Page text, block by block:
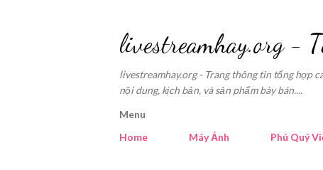
livestreamhay.org -
livestreamhay.org - Trang thông tin tổng hợp
nội dung, kịch bản, và sản phẩm bày bán....
Menu
Home
Máy Ảnh Phú Quý